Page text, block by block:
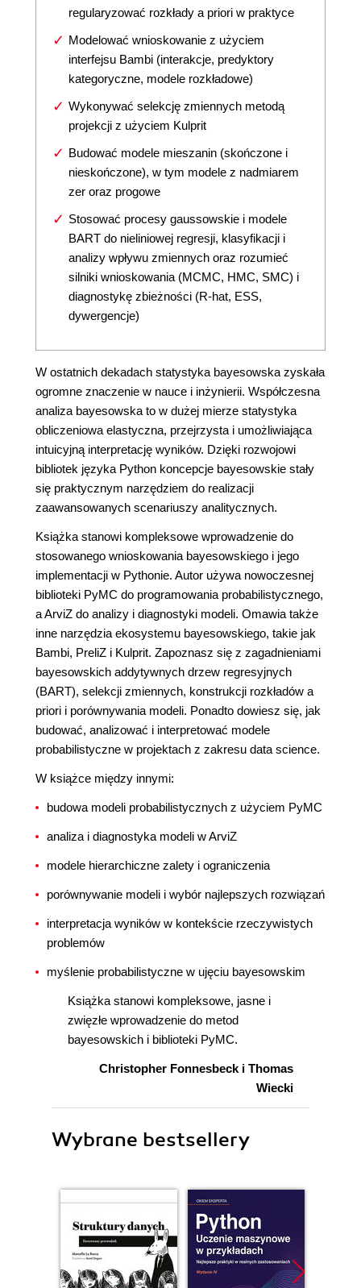
regularyzować rozkłady a priori w praktyce
Modelować wnioskowanie z użyciem
interfejsu Bambi (interakcje, predyktory
kategoryczne, modele rozkładowe)
Wykonywać selekcję zmiennych metodą
projekcji z użyciem Kulprit
Budować modele mieszanin (skończone i
nieskończone), w tym modele z nadmiarem
zer oraz progowe
Stosować procesy gaussowskie i modele
BART do nieliniowej regresji, klasyfikacji i
analizy wpływu zmiennych oraz rozumieć
silniki wnioskowania (MCMC, HMC, SMC) i
diagnostykę zbieżności (R-hat, ESS,
dywergencje)
W ostatnich dekadach statystyka bayesowska zyskała
ogromne znaczenie w nauce i inżynierii. Współczesna
analiza bayesowska to w dużej mierze statystyka
obliczeniowa elastyczna, przejrzysta i umożliwiająca
intuicyjną interpretację wyników. Dzięki rozwojowi
bibliotek języka Python koncepcje bayesowskie stały
się praktycznym narzędziem do realizacji
zaawansowanych scenariuszy analitycznych.
Książka stanowi kompleksowe wprowadzenie do
stosowanego wnioskowania bayesowskiego i jego
implementacji w Pythonie. Autor używa nowoczesnej
biblioteki PyMC do programowania probabilistycznego,
a ArviZ do analizy i diagnostyki modeli. Omawia także
inne narzędzia ekosystemu bayesowskiego, takie jak
Bambi, PreliZ i Kulprit. Zapoznasz się z zagadnieniami
bayesowskich addytywnych drzew regresyjnych
(BART), selekcji zmiennych, konstrukcji rozkładów a
priori i porównywania modeli. Ponadto dowiesz się, jak
budować, analizować i interpretować modele
probabilistyczne w projektach z zakresu data science.
W książce między innymi:
budowa modeli probabilistycznych z użyciem PyMC
analiza i diagnostyka modeli w ArviZ
modele hierarchiczne zalety i ograniczenia
porównywanie modeli i wybór najlepszych rozwiązań
interpretacja wyników w kontekście rzeczywistych
problemów
myślenie probabilistyczne w ujęciu bayesowskim
Książka stanowi kompleksowe, jasne i
zwięzłe wprowadzenie do metod
bayesowskich i biblioteki PyMC.
Christopher Fonnesbeck i Thomas
Wiecki
Wybrane bestsellery